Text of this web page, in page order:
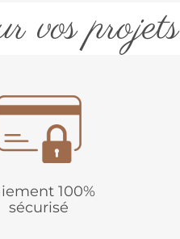
vos projets
100%
sécurisé